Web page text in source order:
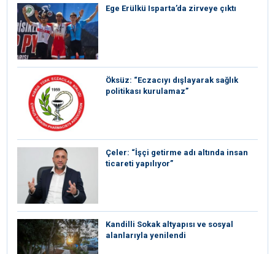
Ege Erülkü Isparta’da zirveye çıktı
Öksüz: “Eczacıyı dışlayarak sağlık
politikası kurulamaz”
Çeler: “İşçi getirme adı altında insan
ticareti yapılıyor”
Kandilli Sokak altyapısı ve sosyal
alanlarıyla yenilendi